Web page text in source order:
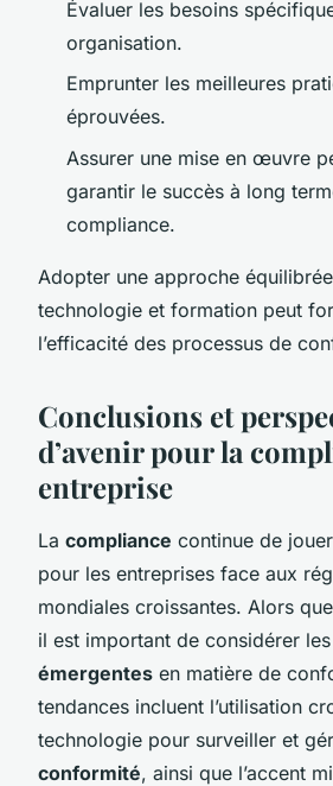
Évaluer les besoins
organisation.
Emprunter les meilleures
éprouvées.
Assurer une mise en œuvre
garantir le succès à long
compliance.
Adopter une approche
technologie et formation peut
l’efficacité des processus de
Conclusions et
d’avenir pour la
entreprise
La compliance continue de
pour les entreprises face aux
mondiales croissantes. Alors
il est important de considérer les
émergentes en matière de
tendances incluent l’utilisation
technologie pour surveiller et
conformité, ainsi que l’accent